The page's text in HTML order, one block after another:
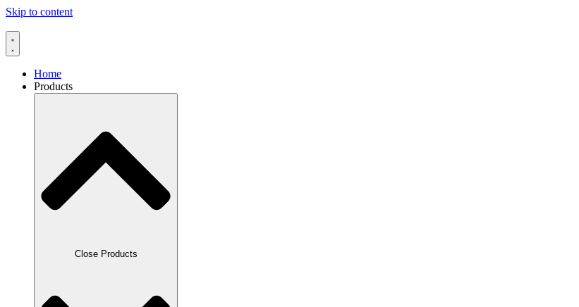
Skip to content
Home
Products
Close Products